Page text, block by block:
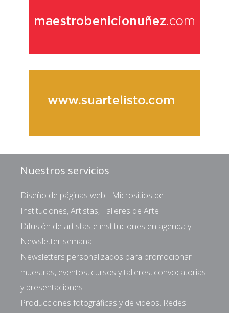
Nuestros servicios
Diseño de páginas web - Micrositios de
Instituciones, Artistas, Talleres de Arte
Difusión de artistas e instituciones en agenda y
Newsletter semanal
Newsletters personalizados para promocionar
muestras, eventos, cursos y talleres, convocatorias
y presentaciones
Producciones fotográficas y de videos. Redes.